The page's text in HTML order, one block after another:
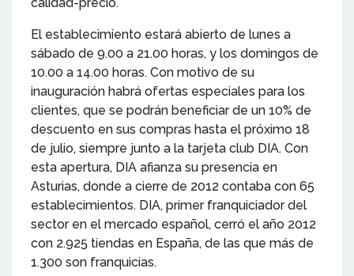
calidad-precio.
El establecimiento estará abierto de lunes a
sábado de 9.00 a 21.00 horas, y los domingos de
10.00 a 14.00 horas. Con motivo de su
inauguración habrá ofertas especiales para los
clientes, que se podrán beneficiar de un 10% de
descuento en sus compras hasta el próximo 18
de julio, siempre junto a la tarjeta club DIA. Con
esta apertura, DIA afianza su presencia en
Asturias, donde a cierre de 2012 contaba con 65
establecimientos. DIA, primer franquiciador del
sector en el mercado español, cerró el año 2012
con 2.925 tiendas en España, de las que más de
1.300 son franquicias.